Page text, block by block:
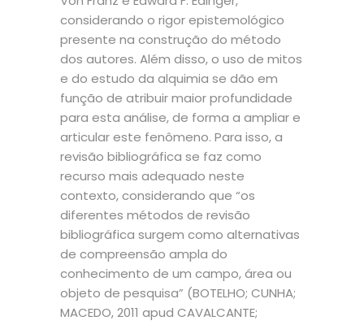
considerando o rigor epistemológico
presente na construção do método
dos autores. Além disso, o uso de mitos
e do estudo da alquimia se dão em
função de atribuir maior profundidade
para esta análise, de forma a ampliar e
articular este fenômeno. Para isso, a
revisão bibliográfica se faz como
recurso mais adequado neste
contexto, considerando que “os
diferentes métodos de revisão
bibliográfica surgem como alternativas
de compreensão ampla do
conhecimento de um campo, área ou
objeto de pesquisa” (BOTELHO; CUNHA;
MACEDO, 2011 apud CAVALCANTE;